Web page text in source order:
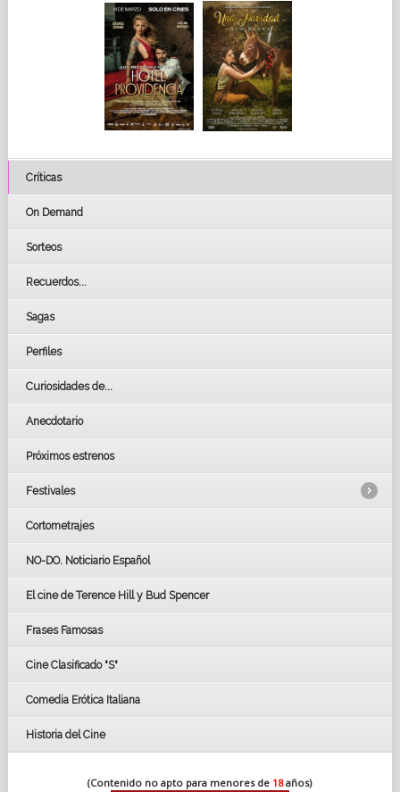
Críticas
On Demand
Sorteos
Recuerdos...
Sagas
Perfiles
Curiosidades de...
Anecdotario
Próximos estrenos
Festivales
LOS OSCARS
GOYAS
BAFTA
Cortometrajes
NO-DO. Noticiario Español
El cine de Terence Hill y Bud Spencer
Frases Famosas
Cine Clasificado "S"
Comedia Erótica Italiana
Historia del Cine
(Contenido no apto para menores de 18años)